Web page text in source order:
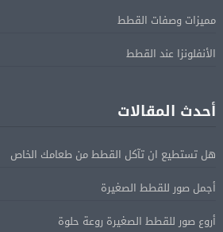
مميزات وصفات القطط
الأنفلونزا عند القطط
أحدث المقالات
هل تستطيع ان تآكل القطط من طعامك الخاص
أجمل صور للقطط الصغيرة
أروع صور للقطط الصغيرة روعة حلوة